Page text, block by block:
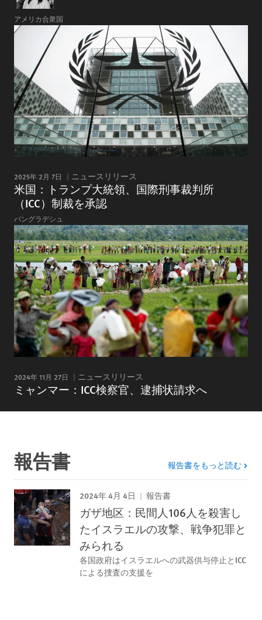
アメリカ合衆国
2025年 2月 7日 ニュースリリース
米国：トランプ大統領、国際刑事裁判所
（ICC）制裁を承認
バングラデシュ
2024年 11月 27日 ニュースリリース
ミャンマー：ICC検察官、逮捕状請求へ
報告書 報告書をもっと読む
2024年 4月 4日 報告書
ガザ地区：民間人106人を殺害し
たイスラエルの攻撃、戦争犯罪と
みられる
各国政府はイスラエルへの武器供与停止とICC
による捜査の支援を